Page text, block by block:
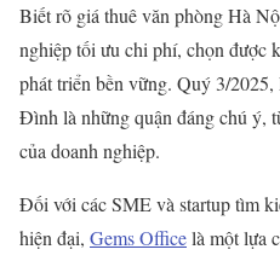
Biết rõ giá thuê văn phòng Hà
nghiệp tối ưu chi phí, chọn được
phát triển bền vững. Quý 3/
Đình là những quận đáng chú ý,
của doanh nghiệp.
Đối với các SME và startup tìm
hiện đại, Gems Officelà một lựa